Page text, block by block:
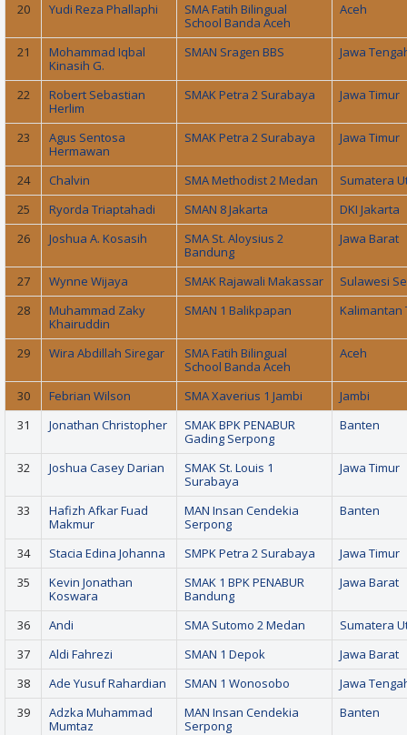
20 Yudi Reza Phallaphi
SMA Fatih Bilingual
School Banda Aceh
Aceh
21
Mohammad Iqbal
Kinasih G.
SMAN Sragen BBS Jawa
22
Robert Sebastian
Herlim
SMAK Petra 2 Surabaya Jawa Timur
23
Agus Sentosa
Hermawan
SMAK Petra 2 Surabaya Jawa Timur
24 Chalvin SMA Methodist 2 Medan
Sumatera
25
Ryorda Triaptahadi SMAN 8 Jakarta
DKI Jakarta
26
Joshua A. Kosasih
SMA St. Aloysius 2
Bandung
Jawa Barat
27 Wynne Wijaya SMAK Rajawali Makassar
Sulawesi
28
Muhammad Zaky
Khairuddin
SMAN 1 Balikpapan Kalimantan
29 Wira Abdillah Siregar
SMA Fatih Bilingual
School Banda Aceh
Aceh
30 Febrian Wilson SMA Xaverius 1 Jambi
Jambi
31
Jonathan Christopher
SMAK BPK PENABUR
Gading Serpong
Banten
32 Joshua Casey Darian
SMAK St. Louis 1
Surabaya
Jawa Timur
33
Hafizh Afkar Fuad
Makmur
MAN Insan Cendekia
Serpong
Banten
34 Stacia Edina Johanna SMPK Petra 2 Surabaya
Jawa Timur
35
Kevin Jonathan
Koswara
SMAK 1 BPK PENABUR
Bandung
Jawa Barat
36 Andi SMA Sutomo 2 Medan
Sumatera
37
Aldi Fahrezi SMAN 1 Depok
Jawa Barat
38
Ade Yusuf Rahardian SMAN 1 Wonosobo
Jawa
39
Adzka Muhammad
Mumtaz
MAN Insan Cendekia
Serpong
Banten